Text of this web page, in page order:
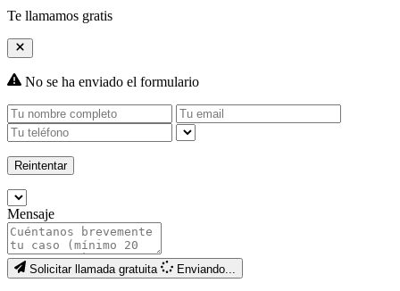
Te llamamos gratis
No se ha enviado el formulario
Reintentar
Mensaje
Solicitar llamada gratuita Enviando...